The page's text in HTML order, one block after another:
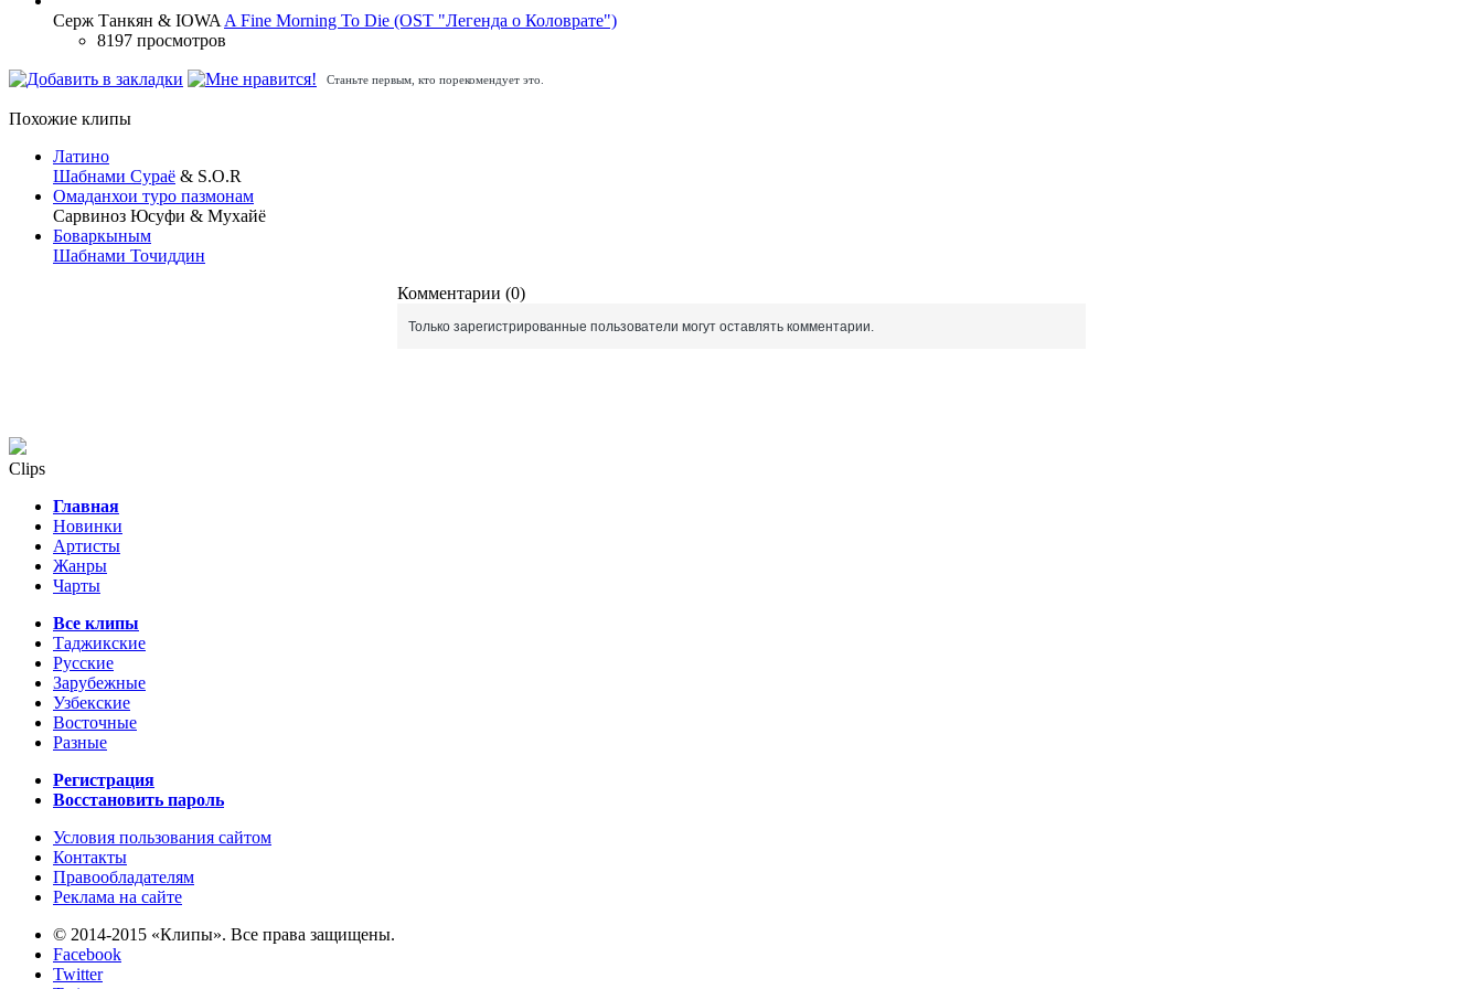
Серж Танкян & IOWA A Fine Morning To Die (OST "Легенда о Коловрате")
8197 просмотров
Станьте первым, кто порекомендует это.
Похожие клипы
Латино
Шабнами Сураё & S.O.R
Омаданхои туро пазмонам
Сарвиноз Юсуфи & Мухайё
Боваркыным
Шабнами Точиддин
Комментарии (0)
Только зарегистрированные пользователи могут оставлять комментарии.
Clips
Главная
Новинки
Артисты
Жанры
Чарты
Все клипы
Таджикские
Русские
Зарубежные
Узбекские
Восточные
Разные
Регистрация
Восстановить пароль
Условия пользования сайтом
Контакты
Правообладателям
Реклама на сайте
© 2014-2015 «Клипы». Все права защищены.
Facebook
Twitter